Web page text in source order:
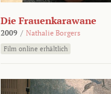
Die Frauenkarawane
2009 / Nathalie Borgers
Film online erhältlich